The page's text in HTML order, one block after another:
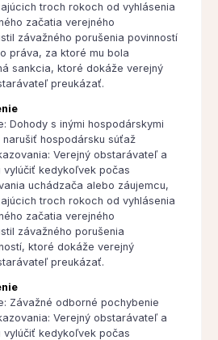
troch rokoch od vyhlásenia
začatia verejného
závažného porušenia povinností
práva, za ktoré mu bola
sankcia, ktoré dokáže verejný
preukázať.
Dohody s inými hospodárskymi
hospodársku súťaž
Verejný obstarávateľ a
kedykoľvek počas
uchádzača alebo záujemcu,
troch rokoch od vyhlásenia
začatia verejného
závažného porušenia
ktoré dokáže verejný
preukázať.
Závažné odborné pochybenie
Verejný obstarávateľ a
kedykoľvek počas